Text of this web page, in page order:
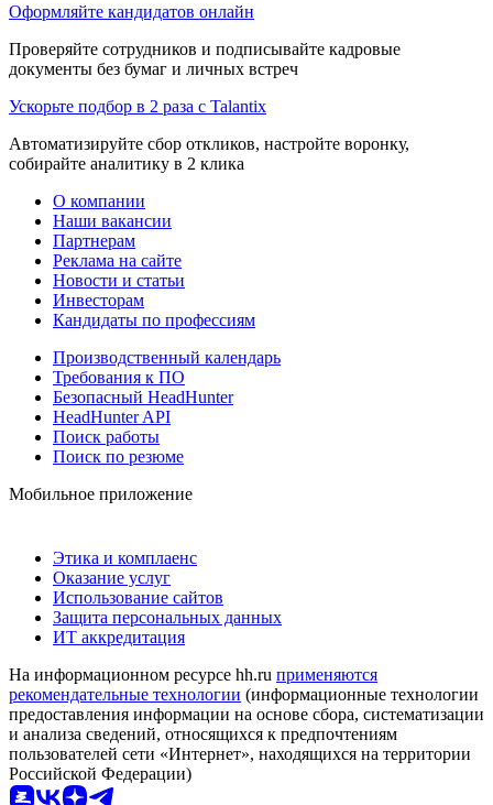
Оформляйте кандидатов онлайн
Проверяйте сотрудников и подписывайте кадровые
документы без бумаг и личных встреч
Ускорьте подбор в 2 раза с Talantix
Автоматизируйте сбор откликов, настройте воронку,
собирайте аналитику в 2 клика
О компании
Наши вакансии
Партнерам
Реклама на сайте
Новости и статьи
Инвесторам
Кандидаты по профессиям
Производственный календарь
Требования к ПО
Безопасный HeadHunter
HeadHunter API
Поиск работы
Поиск по резюме
Мобильное приложение
Этика и комплаенс
Оказание услуг
Использование сайтов
Защита персональных данных
ИТ аккредитация
На информационном ресурсе hh.ru применяются
рекомендательные технологии (информационные технологии
предоставления информации на основе сбора, систематизации
и анализа сведений, относящихся к предпочтениям
пользователей сети «Интернет», находящихся на территории
Российской Федерации)